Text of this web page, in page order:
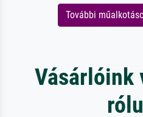
További
Vásárlóink